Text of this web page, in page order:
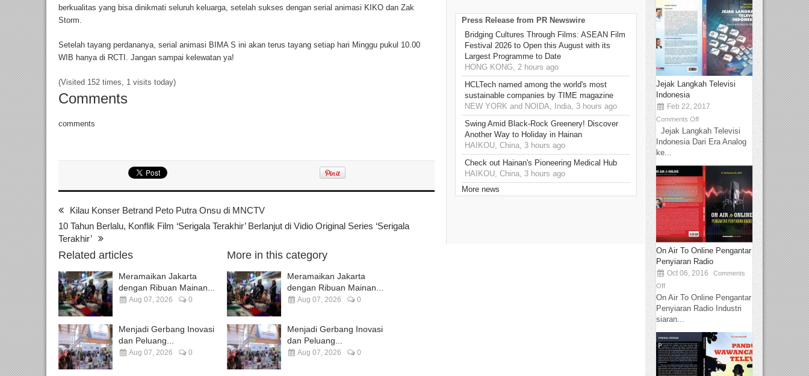
berkualitas yang bisa dinikmati seluruh keluarga, setelah sukses dengan serial animasi KIKO dan Zak
Storm.
Setelah tayang perdananya, serial animasi BIMA S ini akan terus tayang setiap hari Minggu pukul 10.00
WIB hanya di RCTI. Jangan sampai kelewatan ya!
(Visited 152 times, 1 visits today)
Comments
comments
Kilau Konser Betrand Peto Putra Onsu di MNCTV
10 Tahun Berlalu, Konflik Film ‘Serigala Terakhir’ Berlanjut di Vidio Original Series ‘Serigala
Terakhir’
Related articles
Meramaikan Jakarta
dengan Ribuan Mainan...
Aug 07, 2026 0
Menjadi Gerbang Inovasi
dan Peluang...
Aug 07, 2026 0
More in this category
Meramaikan Jakarta
dengan Ribuan Mainan...
Aug 07, 2026 0
Menjadi Gerbang Inovasi
dan Peluang...
Aug 07, 2026 0
Press Release from PR Newswire
Bridging Cultures Through Films: ASEAN Film
Festival 2026 to Open this August with its
Largest Programme to Date
HONG KONG, 2 hours ago
HCLTech named among the world's most
sustainable companies by TIME magazine
NEW YORK and NOIDA, India, 3 hours ago
Swing Amid Black‑Rock Greenery! Discover
Another Way to Holiday in Hainan
HAIKOU, China, 3 hours ago
Check out Hainan's Pioneering Medical Hub
HAIKOU, China, 3 hours ago
More news
Jejak Langkah Televisi
Indonesia
Feb 22, 2017
Comments Off
Jejak Langkah Televisi
Indonesia Dari Era Analog
ke...
On Air To Online Pengantar
Penyiaran Radio
Oct 06, 2016
Comments
Off
On Air To Online Pengantar
Penyiaran Radio Industri
siaran...